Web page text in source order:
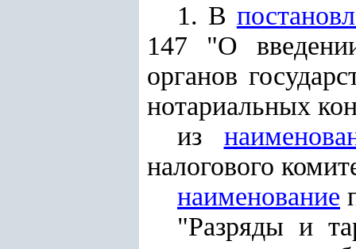
1. В
147 "О
органов
нотариальных
из
налогового
наименование
"Разряды и